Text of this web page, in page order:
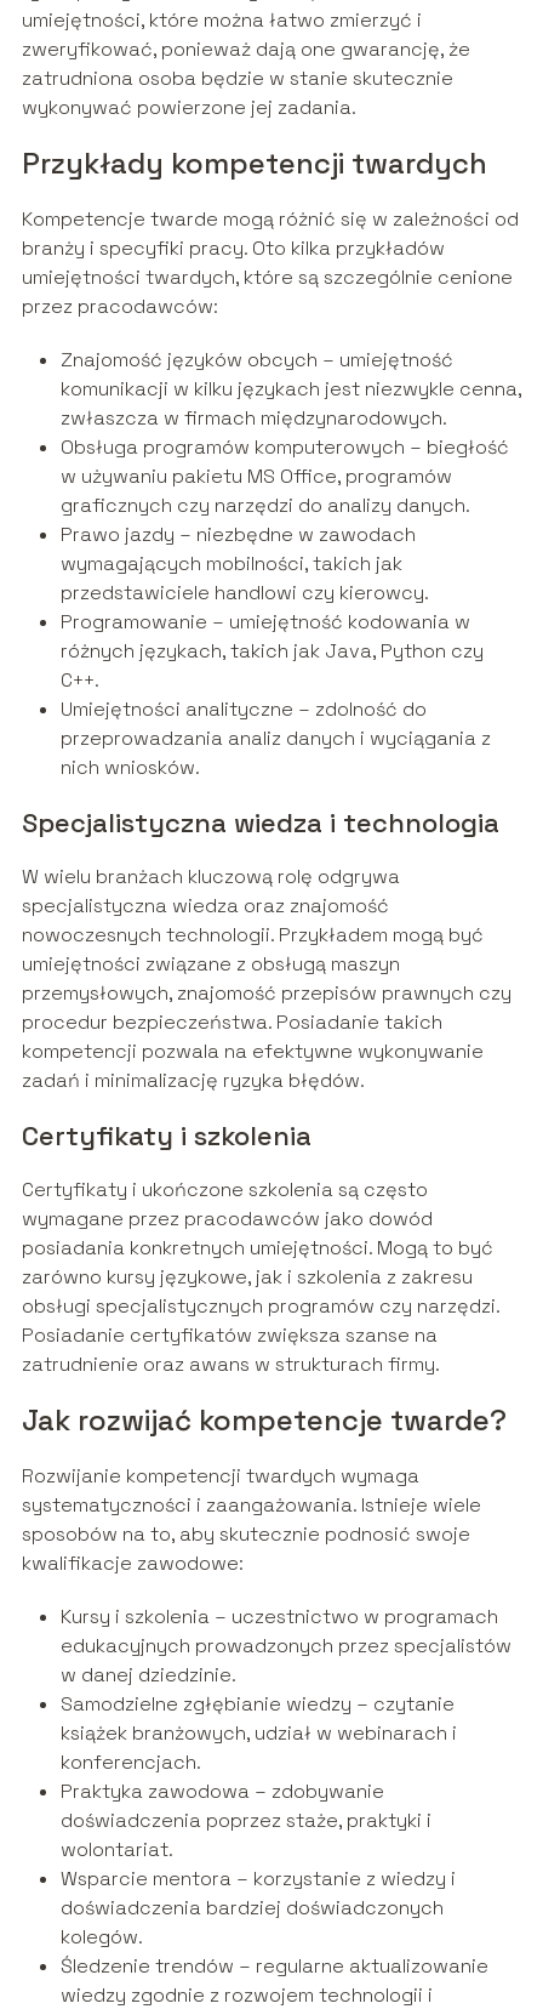
umiejętności, które można łatwo zmierzyć i
zweryfikować, ponieważ dają one gwarancję, że
zatrudniona osoba będzie w stanie skutecznie
wykonywać powierzone jej zadania.
Przykłady kompetencji twardych
Kompetencje twarde mogą różnić się w zależności od
branży i specyfiki pracy. Oto kilka przykładów
umiejętności twardych, które są szczególnie cenione
przez pracodawców:
Znajomość języków obcych – umiejętność
komunikacji w kilku językach jest niezwykle cenna,
zwłaszcza w firmach międzynarodowych.
Obsługa programów komputerowych – biegłość
w używaniu pakietu MS Office, programów
graficznych czy narzędzi do analizy danych.
Prawo jazdy – niezbędne w zawodach
wymagających mobilności, takich jak
przedstawiciele handlowi czy kierowcy.
Programowanie – umiejętność kodowania w
różnych językach, takich jak Java, Python czy
C++.
Umiejętności analityczne – zdolność do
przeprowadzania analiz danych i wyciągania z
nich wniosków.
Specjalistyczna wiedza i technologia
W wielu branżach kluczową rolę odgrywa
specjalistyczna wiedza oraz znajomość
nowoczesnych technologii. Przykładem mogą być
umiejętności związane z obsługą maszyn
przemysłowych, znajomość przepisów prawnych czy
procedur bezpieczeństwa. Posiadanie takich
kompetencji pozwala na efektywne wykonywanie
zadań i minimalizację ryzyka błędów.
Certyfikaty i szkolenia
Certyfikaty i ukończone szkolenia są często
wymagane przez pracodawców jako dowód
posiadania konkretnych umiejętności. Mogą to być
zarówno kursy językowe, jak i szkolenia z zakresu
obsługi specjalistycznych programów czy narzędzi.
Posiadanie certyfikatów zwiększa szanse na
zatrudnienie oraz awans w strukturach firmy.
Jak rozwijać kompetencje twarde?
Rozwijanie kompetencji twardych wymaga
systematyczności i zaangażowania. Istnieje wiele
sposobów na to, aby skutecznie podnosić swoje
kwalifikacje zawodowe:
Kursy i szkolenia – uczestnictwo w programach
edukacyjnych prowadzonych przez specjalistów
w danej dziedzinie.
Samodzielne zgłębianie wiedzy – czytanie
książek branżowych, udział w webinarach i
konferencjach.
Praktyka zawodowa – zdobywanie
doświadczenia poprzez staże, praktyki i
wolontariat.
Wsparcie mentora – korzystanie z wiedzy i
doświadczenia bardziej doświadczonych
kolegów.
Śledzenie trendów – regularne aktualizowanie
wiedzy zgodnie z rozwojem technologii i